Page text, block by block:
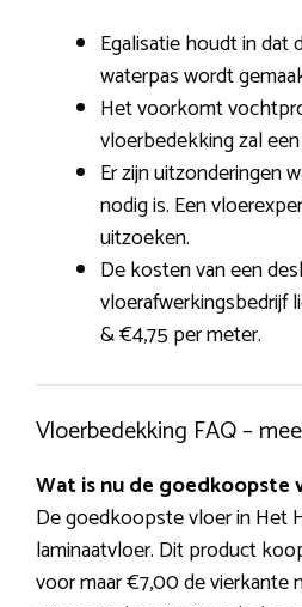
Egalisatie houdt in dat
waterpas wordt
Het voorkomt
vloerbedekking zal
Er zijn uitzonderingen
nodig is. Een
uitzoeken.
De kosten van een
vloerafwerkingsbedrijf
& €4,75 per meter.
Vloerbedekking FAQ –
Wat is nu de goedkoopste
De goedkoopste vloer in Het
laminaatvloer. Dit product
voor maar €7,00 de vierkante